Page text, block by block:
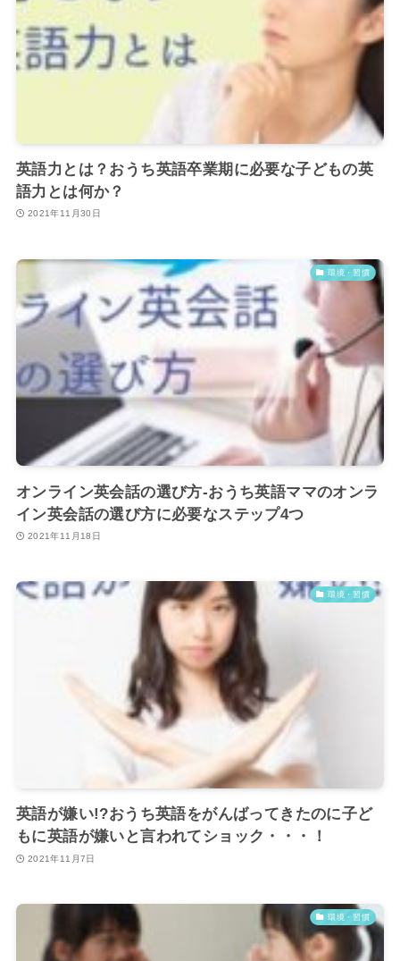
英語力とは？おうち英語卒業期に必要な子どもの英
語力とは何か？
2021年11月30日
環境・習慣
オンライン英会話の選び方-おうち英語ママのオンラ
イン英会話の選び方に必要なステップ4つ
2021年11月18日
環境・習慣
英語が嫌い!?おうち英語をがんばってきたのに子ど
もに英語が嫌いと言われてショック・・・！
2021年11月7日
環境・習慣